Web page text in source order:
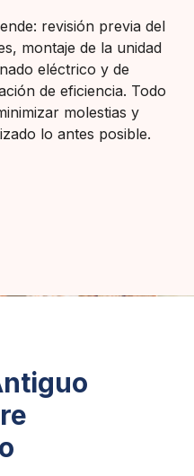
revisión previa del
montaje de la unidad
eléctrico y de
de eficiencia. Todo
molestias y
lo antes posible.